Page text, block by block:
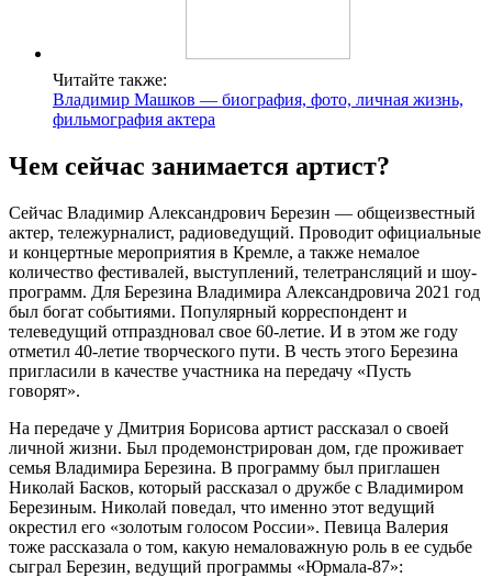
Читайте также:
Владимир Машков — биография, фото, личная жизнь,
фильмография актера
Чем сейчас занимается артист?
Сейчас Владимир Александрович Березин — общеизвестный
актер, тележурналист, радиоведущий. Проводит официальные
и концертные мероприятия в Кремле, а также немалое
количество фестивалей, выступлений, телетрансляций и шоу-
программ. Для Березина Владимира Александровича 2021 год
был богат событиями. Популярный корреспондент и
телеведущий отпраздновал свое 60-летие. И в этом же году
отметил 40-летие творческого пути. В честь этого Березина
пригласили в качестве участника на передачу «Пусть
говорят».
На передаче у Дмитрия Борисова артист рассказал о своей
личной жизни. Был продемонстрирован дом, где проживает
семья Владимира Березина. В программу был приглашен
Николай Басков, который рассказал о дружбе с Владимиром
Березиным. Николай поведал, что именно этот ведущий
окрестил его «золотым голосом России». Певица Валерия
тоже рассказала о том, какую немаловажную роль в ее судьбе
сыграл Березин, ведущий программы «Юрмала-87»: